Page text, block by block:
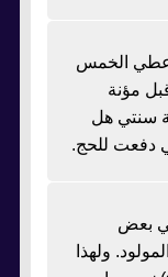
الخمس
مؤنة
سنتي هل
دفعت للحج.
بعض
ولهذا